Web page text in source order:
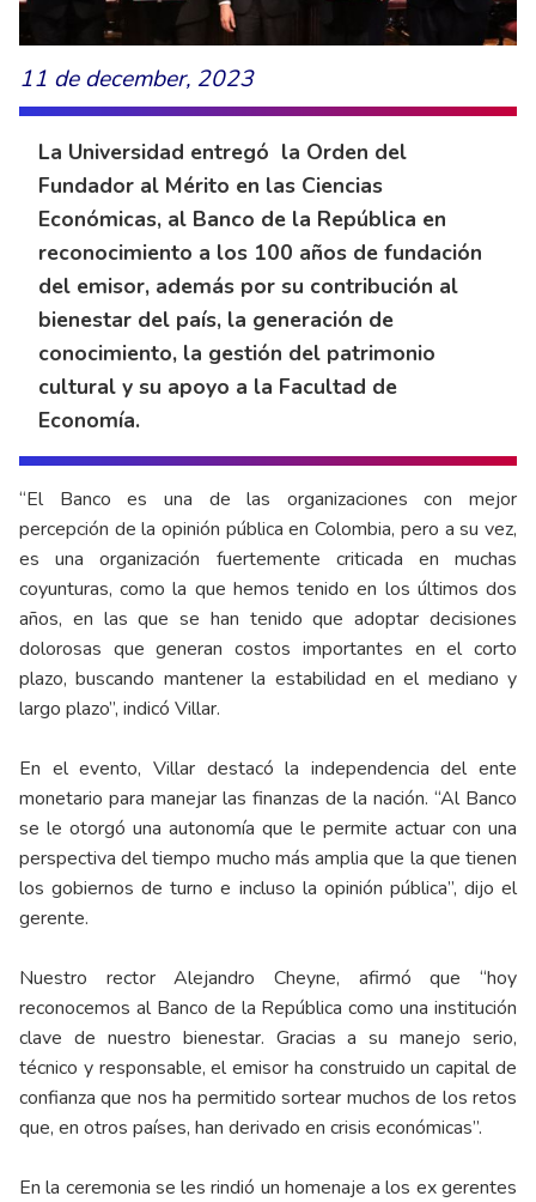
11 de december, 2023
La Universidad entregó la Orden del
Fundador al Mérito en las Ciencias
Económicas, al Banco de la República en
reconocimiento a los 100 años de fundación
del emisor, además por su contribución al
bienestar del país, la generación de
conocimiento, la gestión del patrimonio
cultural y su apoyo a la Facultad de
Economía.
“El Banco es una de las organizaciones con mejor
percepción de la opinión pública en Colombia, pero a su vez,
es una organización fuertemente criticada en muchas
coyunturas, como la que hemos tenido en los últimos dos
años, en las que se han tenido que adoptar decisiones
dolorosas que generan costos importantes en el corto
plazo, buscando mantener la estabilidad en el mediano y
largo plazo”, indicó Villar.
En el evento, Villar destacó la independencia del ente
monetario para manejar las finanzas de la nación. “Al Banco
se le otorgó una autonomía que le permite actuar con una
perspectiva del tiempo mucho más amplia que la que tienen
los gobiernos de turno e incluso la opinión pública”, dijo el
gerente.
Nuestro rector Alejandro Cheyne, afirmó que “hoy
reconocemos al Banco de la República como una institución
clave de nuestro bienestar. Gracias a su manejo serio,
técnico y responsable, el emisor ha construido un capital de
confianza que nos ha permitido sortear muchos de los retos
que, en otros países, han derivado en crisis económicas”.
En la ceremonia se les rindió un homenaje a los ex gerentes